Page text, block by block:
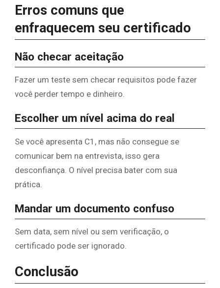
Erros comuns que
enfraquecem seu certificado
Não checar aceitação
Fazer um teste sem checar requisitos pode fazer
você perder tempo e dinheiro.
Escolher um nível acima do real
Se você apresenta C1, mas não consegue se
comunicar bem na entrevista, isso gera
desconfiança. O nível precisa bater com sua
prática.
Mandar um documento confuso
Sem data, sem nível ou sem verificação, o
certificado pode ser ignorado.
Conclusão